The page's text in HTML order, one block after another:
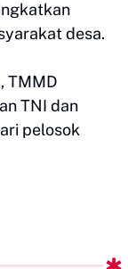
desa.
TMMD
TNI dan
pelosok